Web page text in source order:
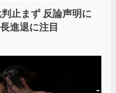
止まず 反論声明に
進退に注目